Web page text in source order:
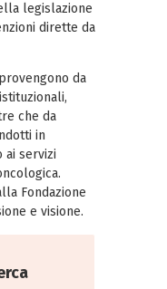
legislazione
dirette da
da
che da
in
ai servizi
Fondazione
e visione.